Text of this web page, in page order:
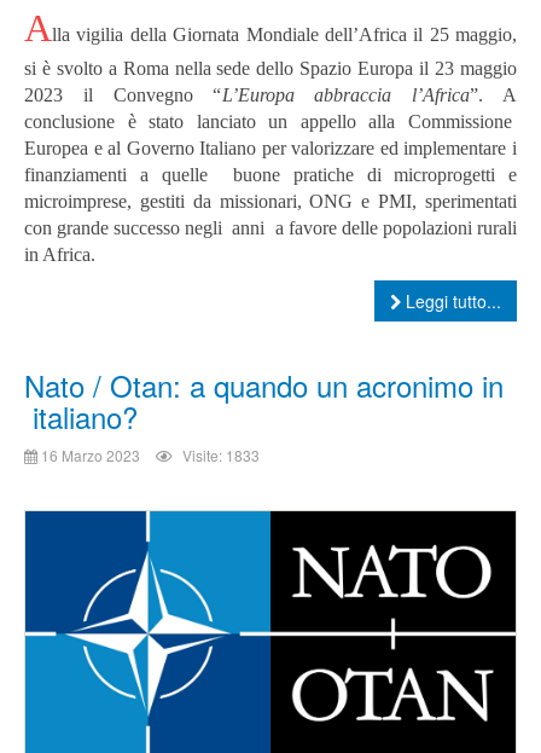
Alla vigilia della Giornata Mondiale dell’Africa il 25 maggio,
si è svolto a Roma nella sede dello Spazio Europa il 23 maggio
2023 il Convegno “L’Europa abbraccia l’Africa”. A
conclusione è stato lanciato un appello alla Commissione
Europea e al Governo Italiano per valorizzare ed implementare i
finanziamenti a quelle buone pratiche di microprogetti e
microimprese, gestiti da missionari, ONG e PMI, sperimentati
con grande successo negli anni a favore delle popolazioni rurali
in Africa.
Leggi tutto...
Nato / Otan: a quando un acronimo in
italiano?
16 Marzo 2023 Visite: 1833